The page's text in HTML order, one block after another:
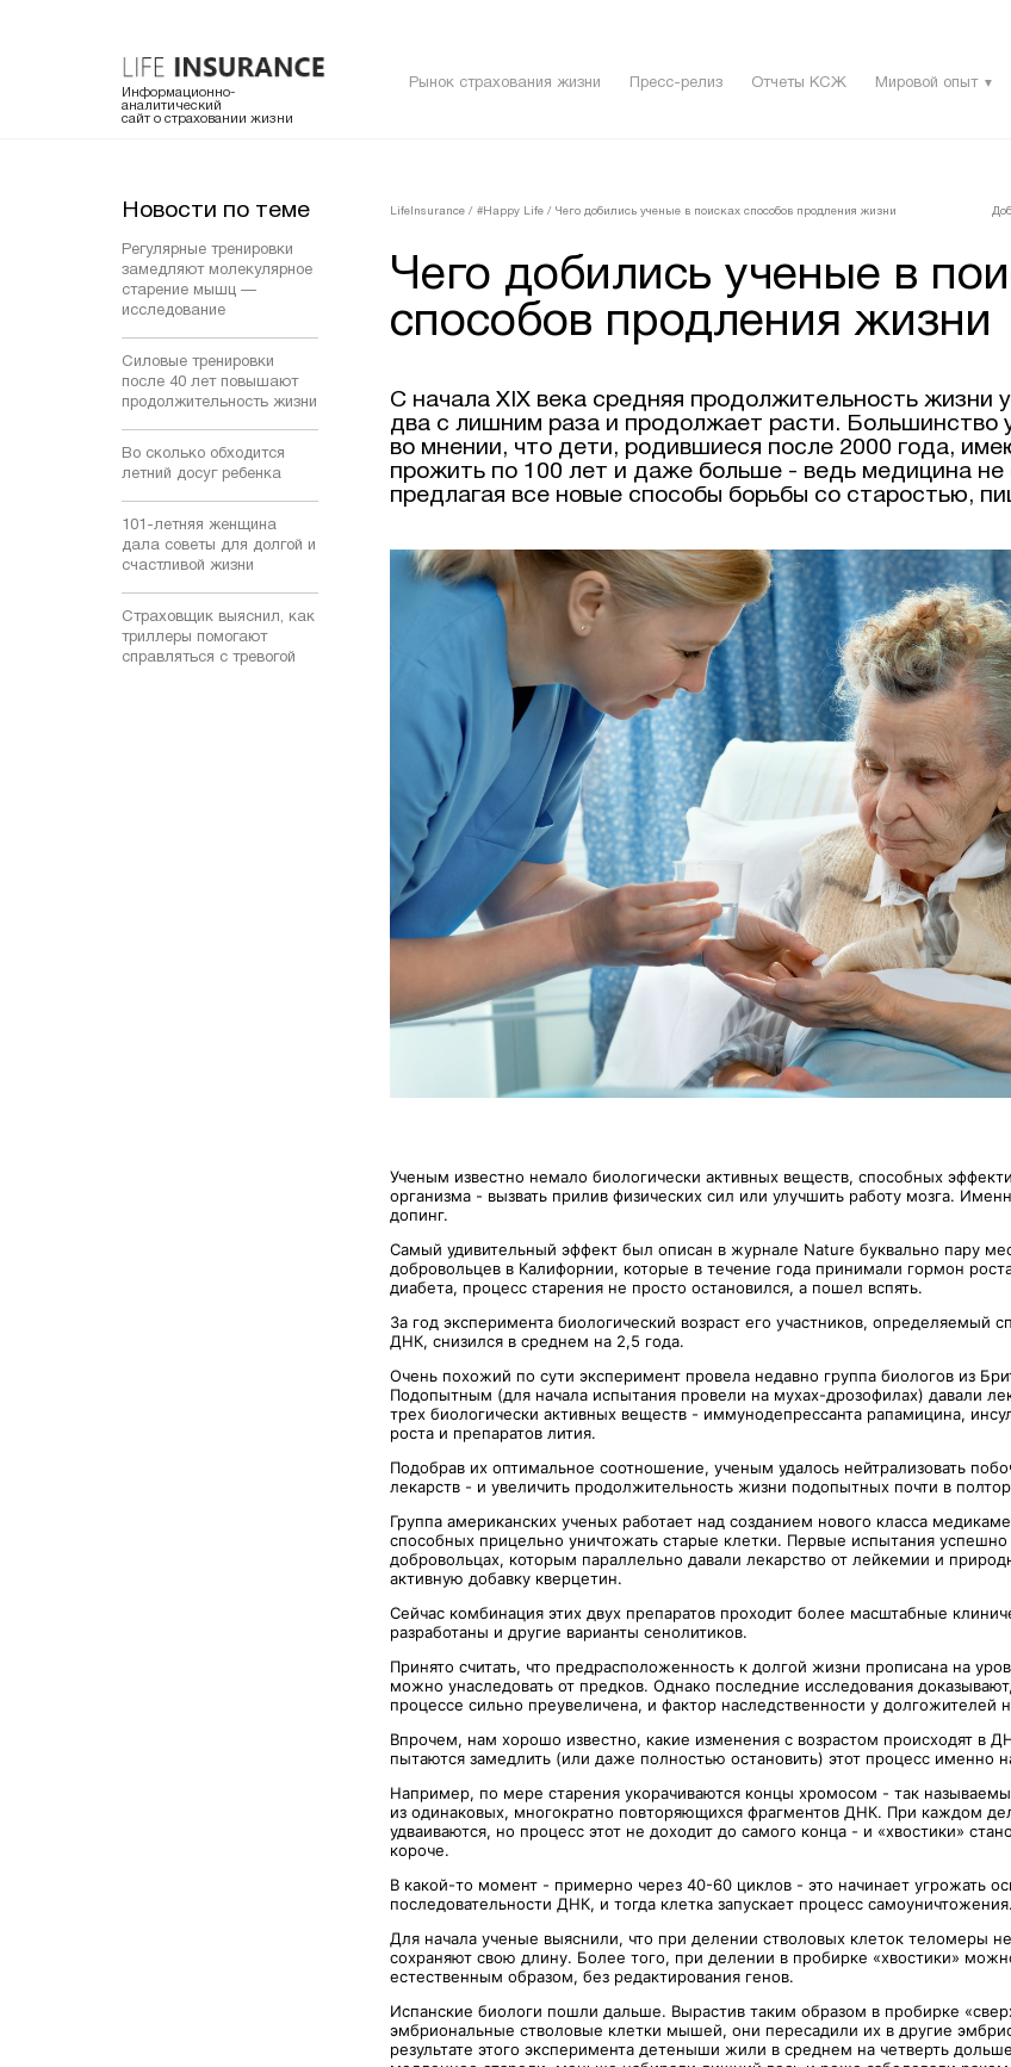
Информационно-
аналитический
сайт о страховании жизни
Рынок страхования жизни Пресс-релиз Отчеты КСЖ Мировой опыт ▼
Новости по теме
Регулярные тренировки
замедляют молекулярное
старение мышц —
исследование
Силовые тренировки
после 40 лет повышают
продолжительность жизни
Во сколько обходится
летний досуг ребенка
101-летняя женщина
дала советы для долгой и
счастливой жизни
Страховщик выяснил, как
триллеры помогают
справляться с тревогой
LifeInsurance / #Happy Life / Чего добились ученые в поисках способов продления жизни
Чего добились ученые в
способов продления жизни
С начала XIX века средняя продолжительность жизни
два с лишним раза и продолжает расти. Большинство
во мнении, что дети, родившиеся после 2000 года,
прожить по 100 лет и даже больше - ведь медицина не
предлагая все новые способы борьбы со старостью,
Ученым известно немало биологически активных веществ, способных
организма - вызвать прилив физических сил или улучшить работу мозга.
допинг.
Самый удивительный эффект был описан в журнале Nature буквально пару
добровольцев в Калифорнии, которые в течение года принимали гормон
диабета, процесс старения не просто остановился, а пошел вспять.
За год эксперимента биологический возраст его участников, определяемый
ДНК, снизился в среднем на 2,5 года.
Очень похожий по сути эксперимент провела недавно группа биологов из
Подопытным (для начала испытания провели на мухах-дрозофилах) давали
трех биологически активных веществ - иммунодепрессанта рапамицина,
роста и препаратов лития.
Подобрав их оптимальное соотношение, ученым удалось нейтрализовать
лекарств - и увеличить продолжительность жизни подопытных почти в
Группа американских ученых работает над созданием нового класса
способных прицельно уничтожать старые клетки. Первые испытания успешно
добровольцах, которым параллельно давали лекарство от лейкемии и
активную добавку кверцетин.
Сейчас комбинация этих двух препаратов проходит более масштабные
разработаны и другие варианты сенолитиков.
Принято считать, что предрасположенность к долгой жизни прописана на
можно унаследовать от предков. Однако последние исследования
процессе сильно преувеличена, и фактор наследственности у долгожителей
Впрочем, нам хорошо известно, какие изменения с возрастом происходят в
пытаются замедлить (или даже полностью остановить) этот процесс именно
Например, по мере старения укорачиваются концы хромосом - так
из одинаковых, многократно повторяющихся фрагментов ДНК. При каждом
удваиваются, но процесс этот не доходит до самого конца - и «хвостики»
короче.
В какой-то момент - примерно через 40-60 циклов - это начинает угрожать
последовательности ДНК, и тогда клетка запускает процесс самоуничтожения.
Для начала ученые выяснили, что при делении стволовых клеток теломеры
сохраняют свою длину. Более того, при делении в пробирке «хвостики»
естественным образом, без редактирования генов.
Испанские биологи пошли дальше. Вырастив таким образом в пробирке
эмбриональные стволовые клетки мышей, они пересадили их в другие
результате этого эксперимента детеныши жили в среднем на четверть